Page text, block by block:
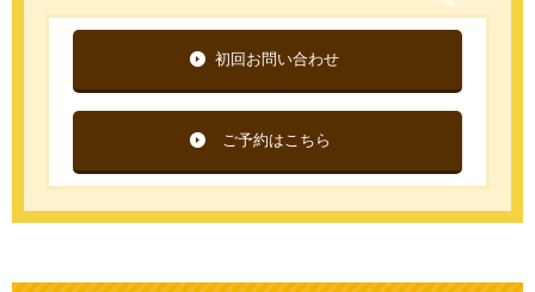
初回お問い合わせ
ご予約はこちら